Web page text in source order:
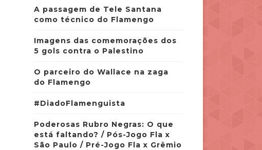
A passagem de Tele Santana
como técnico do Flamengo
Imagens das comemorações dos
5 gols contra o Palestino
O parceiro do Wallace na zaga
do Flamengo
#DiadoFlamenguista
Poderosas Rubro Negras: O que
está faltando? / Pós-Jogo Fla x
São Paulo / Pré-Jogo Fla x Grêmio